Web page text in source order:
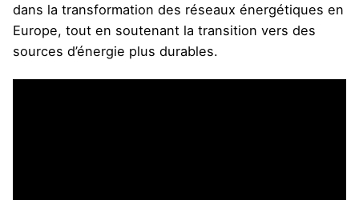
dans la transformation des réseaux énergétiques en
Europe, tout en soutenant la transition vers des
sources d’énergie plus durables.